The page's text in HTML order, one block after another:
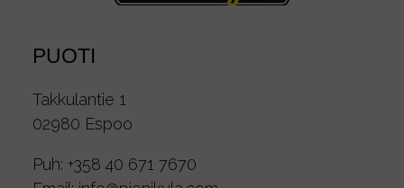
PUOTI
Takkulantie 1
02980 Espoo
Puh: +358 40 671 7670